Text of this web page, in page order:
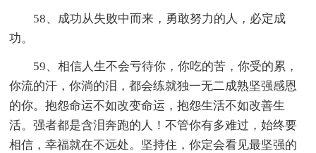
58、成功从失败中而来，勇敢努力的人，必定成
功。
59、相信人生不会亏待你，你吃的苦，你受的累，
你流的汗，你淌的泪，都会练就独一无二成熟坚强感恩
的你。抱怨命运不如改变命运，抱怨生活不如改善生
活。强者都是含泪奔跑的人！不管你有多难过，始终要
相信，幸福就在不远处。坚持住，你定会看见最坚强的